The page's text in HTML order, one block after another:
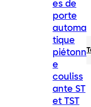
es de
porte
automa
tique
piétonn
e
couliss
ante ST
et TST